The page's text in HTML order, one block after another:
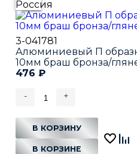
3-041781
Алюминиевый П
10мм браш бронза/
476 ₽
- +
В КОРЗИНУ
В КОРЗИНЕ